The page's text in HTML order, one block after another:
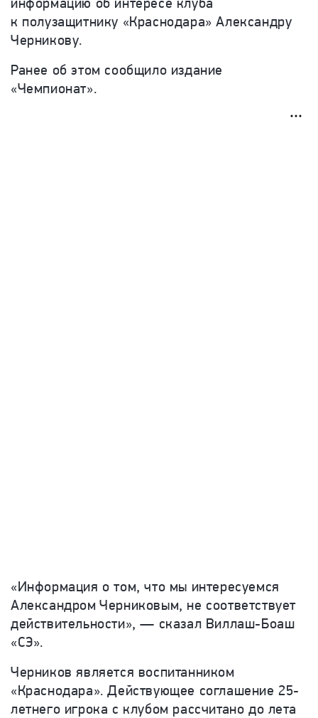
к полузащитнику «Краснодара» Александру
Черникову.
Ранее об этом сообщило издание
«Чемпионат».
«Информация о том, что мы интересуемся
Александром Черниковым, не соответствует
действительности», — сказал Виллаш-Боаш
«СЭ».
Черников является воспитанником
«Краснодара». Действующее соглашение 25-
летнего игрока с клубом рассчитано до лета